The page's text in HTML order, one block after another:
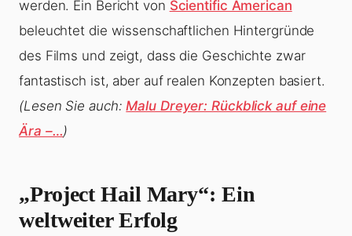
werden. Ein Bericht von Scientific American
beleuchtet die wissenschaftlichen Hintergründe
des Films und zeigt, dass die Geschichte zwar
fantastisch ist, aber auf realen Konzepten basiert.
(Lesen Sie auch:Malu Dreyer: Rückblick auf eine
Ära –…)
„Project Hail Mary“: Ein
weltweiter Erfolg